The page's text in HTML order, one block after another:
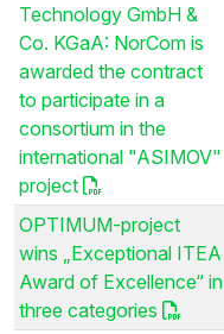
Technology GmbH &
Co. KGaA: NorCom is
awarded the contract
to participate in a
consortium in the
international "ASIMOV"
project
OPTIMUM-project
wins „Exceptional ITEA
Award of Excellence“ in
three categories